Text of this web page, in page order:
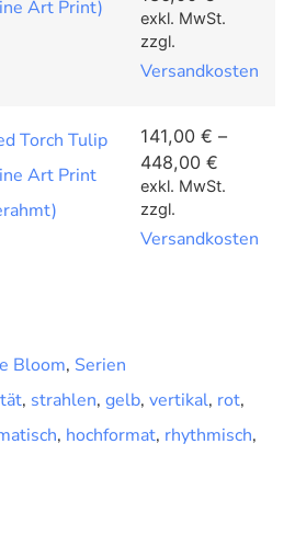
Art Print)
exkl. MwSt.
zzgl.
Versandkosten
Torch Tulip
Art Print
141,00 € –
448,00 €
exkl. MwSt.
zzgl.
Versandkosten
Bloom, Serien
, strahlen, gelb, vertikal, rot,
, hochformat, rhythmisch,